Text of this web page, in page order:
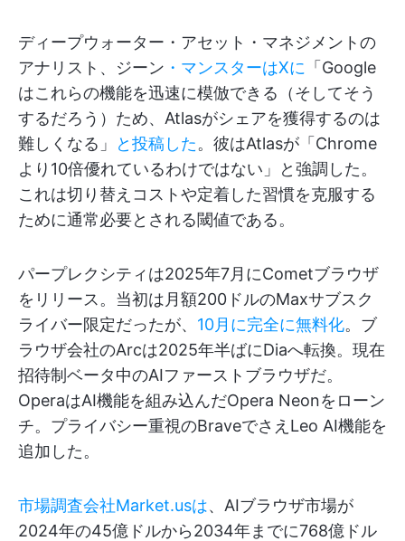
ディープウォーター・アセット・マネジメントの
アナリスト、ジーン ・マンスターはXに 「Google
はこれらの機能を迅速に模倣できる（そしてそう
するだろう）ため、Atlasがシェアを獲得するのは
難しくなる」
と投稿した。彼はAtlasが「Chrome
より10倍優れているわけではない」と強調した。
これは切り替えコストや定着した習慣を克服する
ために通常必要とされる閾値である。
パープレクシティは2025年7月にCometブラウザ
をリリース。当初は月額200ドルのMaxサブスク
ライバー限定だったが、 10月に完全に無料化。ブ
ラウザ会社のArcは2025年半ばにDiaへ転換。現在
招待制ベータ中のAIファーストブラウザだ。
OperaはAI機能を組み込んだOpera Neonをローン
チ。プライバシー重視のBraveでさえLeo AI機能を
追加した。
市場調査会社Market.usは、AIブラウザ市場が
2024年の45億ドルから2034年までに768億ドル